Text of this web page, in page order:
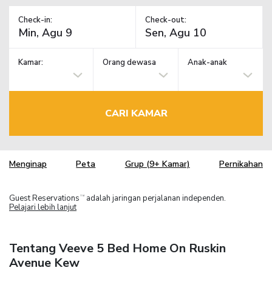
Check-in: Check-out:
Kamar: Orang dewasa Anak-anak
CARI KAMAR
Menginap Peta Grup (9+ Kamar) Pernikahan
Guest Reservations TM
adalah jaringan perjalanan independen.
Pelajari lebih lanjut
Tentang Veeve 5 Bed Home On Ruskin
Avenue Kew